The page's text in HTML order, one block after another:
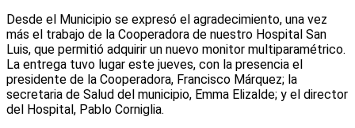
Desde el Municipio se expresó el agradecimiento, una vez
más el trabajo de la Cooperadora de nuestro Hospital San
Luis, que permitió adquirir un nuevo monitor multiparamétrico.
La entrega tuvo lugar este jueves, con la presencia el
presidente de la Cooperadora, Francisco Márquez; la
secretaria de Salud del municipio, Emma Elizalde; y el director
del Hospital, Pablo Corniglia.